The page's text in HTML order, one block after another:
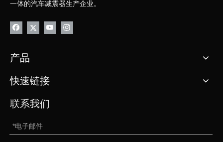
一体的汽车减震器生产企业。
产品
快速链接
联系我们